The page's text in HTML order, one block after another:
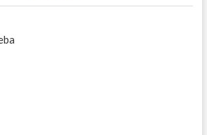
з
я